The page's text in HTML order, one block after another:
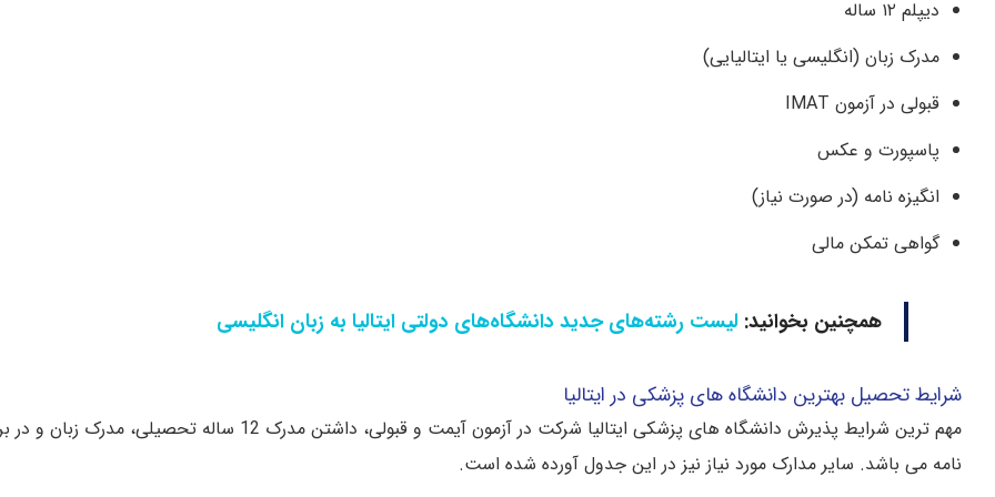
دیپلم ۱۲ ساله
مدرک زبان (انگلیسی یا ایتالیایی)
قبولی در آزمون IMAT
پاسپورت و عکس
انگیزه‌ نامه (در صورت نیاز)
گواهی تمکن مالی
همچنین بخوانید: لیست رشته‌های جدید دانشگاه‌های دولتی ایتالیا به زبان انگلیسی
شرایط تحصیل بهترین دانشگاه های پزشکی در ایتالیا
مهم ترین شرایط پذیرش دانشگاه های پزشکی ایتالیا شرکت در آزمون آیمت و قبولی، داشتن مدرک
نامه می باشد. سایر مدارک مورد نیاز نیز در این جدول آورده شده است.